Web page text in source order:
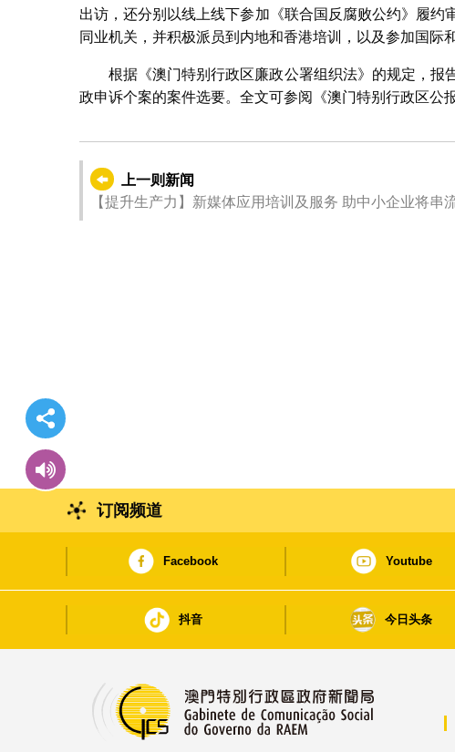
出访，还分别以线上线下参加《联合国反腐败公约》履
同业机关，并积极派员到内地和香港培训，以及参加国际
根据《澳门特别行政区廉政公署组织法》的规定，
政申诉个案的案件选要。全文可参阅《澳门特别行政区公
上一则新闻
【提升生产力】新媒体应用培训及服务 助中小企业将串
订阅频道
Facebook Youtube
抖音 今日头条